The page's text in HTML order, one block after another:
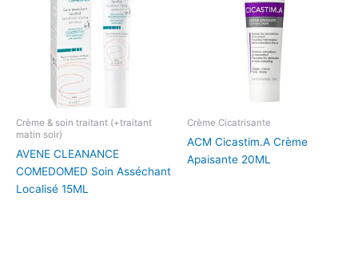
Crème & soin traitant (+traitant
matin soir)
AVENE CLEANANCE
COMEDOMED Soin Asséchant
Localisé 15ML
Crème Cicatrisante
ACM Cicastim.A Crème
Apaisante 20ML